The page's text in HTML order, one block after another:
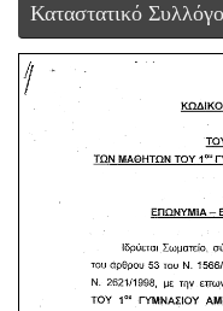
Καταστατικό